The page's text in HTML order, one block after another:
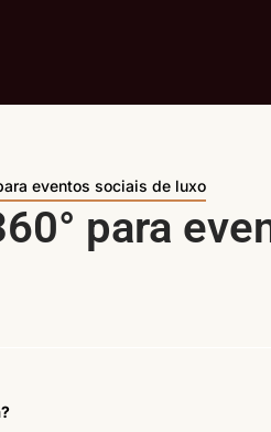
eventos sociais de luxo
para